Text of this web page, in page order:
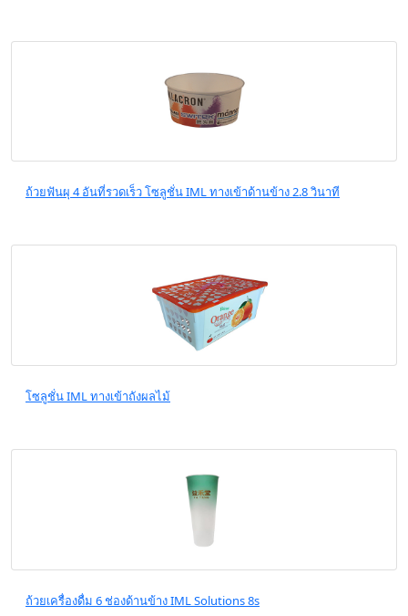
ถ้วยฟันผุ 4 อันที่รวดเร็ว โซลูชั่น IML ทางเข้าด้านข้าง 2.8 วินาที
โซลูชั่น IML ทางเข้าถังผลไม้
ถ้วยเครื่องดื่ม 6 ช่องด้านข้าง IML Solutions 8s